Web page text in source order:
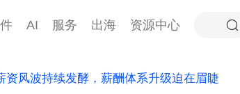
AI 服务 出海 资源中心
资风波持续发酵，薪酬体系升级迫在眉睫